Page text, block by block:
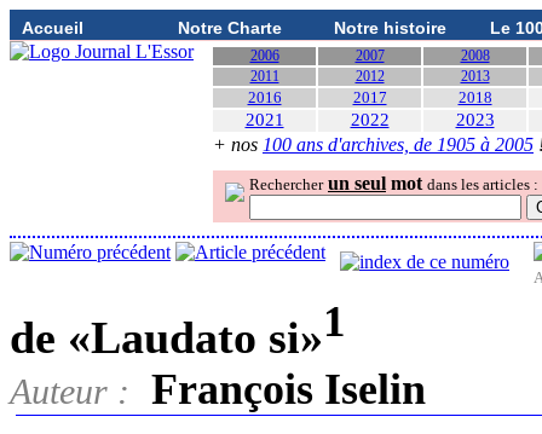
Accueil Notre Charte Notre histoire Le
2006 2007
2008
2011
2012 2013
2016 2017 2018
2021 2022 2023
+ nos 100 ans d'archives, de 1905 à 2005
Rechercher un seul mot dans les articles :
de «Laudato si»1
Auteur :
François Iselin